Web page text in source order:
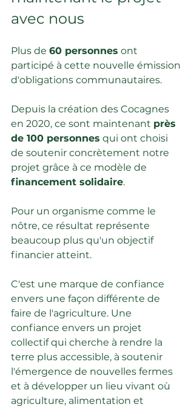
avec nous
Plus de 60 personnes ont
participé à cette nouvelle émission
d'obligations communautaires.
Depuis la création des Cocagnes
en 2020, ce sont maintenant près
de 100 personnes qui ont choisi
de soutenir concrètement notre
projet grâce à ce modèle de
financement solidaire.
Pour un organisme comme le
nôtre, ce résultat représente
beaucoup plus qu'un objectif
financier atteint.
C'est une marque de confiance
envers une façon différente de
faire de l'agriculture. Une
confiance envers un projet
collectif qui cherche à rendre la
terre plus accessible, à soutenir
l'émergence de nouvelles fermes
et à développer un lieu vivant où
agriculture, alimentation et